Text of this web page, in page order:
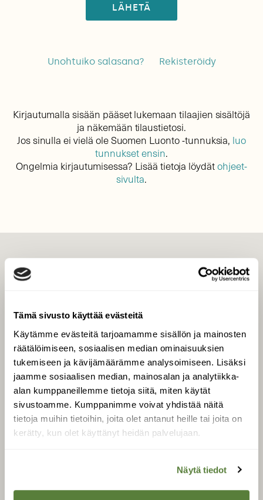
Tämä sivusto käyttää evästeitä
Käytämme evästeitä tarjoamamme sisällön ja mainosten
räätälöimiseen, sosiaalisen median ominaisuuksien
tukemiseen ja kävijämäärämme analysoimiseen. Lisäksi
jaamme sosiaalisen median, mainosalan ja analytiikka-
alan kumppaneillemme tietoja siitä, miten käytät
sivustoamme. Kumppanimme voivat yhdistää näitä
tietoja muihin tietoihin, joita olet antanut heille tai joita on
kerätty, kun olet käyttänyt heidän palvelujaan.
Näytä tiedot
LÄHETÄ
Unohtuiko salasana? Rekisteröidy
Kirjautumalla sisään pääset lukemaan tilaajien sisältöjä
ja näkemään tilaustietosi.
Jos sinulla ei vielä ole Suomen Luonto -tunnuksia, luo
tunnukset ensin.
Ongelmia kirjautumisessa? Lisää tietoja löydätohjeet-
sivulta.
Tilaa digilukuoikeus
Äänestä parasta juttua
Tilaa uutiskirje
SUOMEN LUONNON­
SUOJELU­LIITTO
Suomen Luonto -lehden
luonnonsuojelu­liitto.